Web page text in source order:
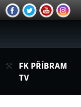
FK PŘÍBRAM
TV